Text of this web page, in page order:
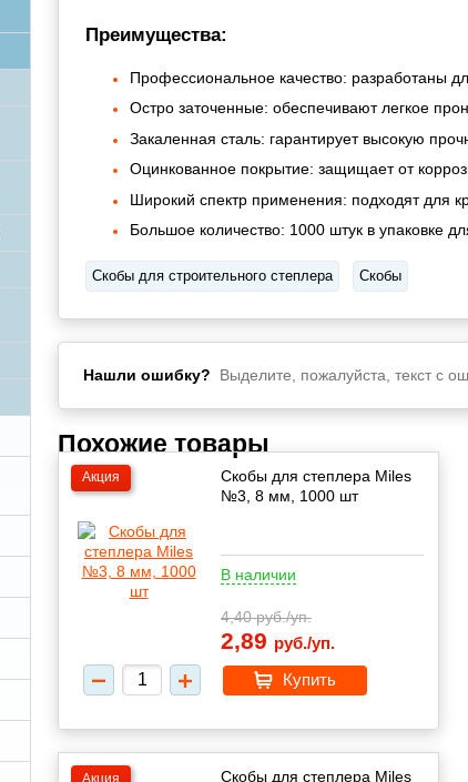
Преимущества:
Профессиональное качество: разработаны
Остро заточенные: обеспечивают легкое
Закаленная сталь: гарантирует высокую
Оцинкованное покрытие: защищает от
Широкий спектр применения: подходят для
Большое количество: 1000 штук в упаковке
Скобы для строительного степлера Скобы
Нашли ошибку? Выделите, пожалуйста, текст с
Похожие товары
Акция
Скобы для степлера Miles
№3, 8 мм, 1000 шт
В наличии
4,40руб./уп.
2,89 руб./уп.
Купить
Акция
Скобы для степлера Miles